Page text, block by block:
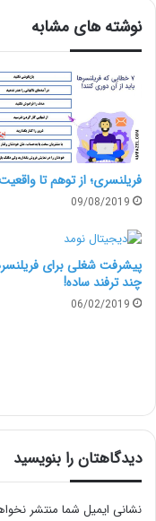
تمام سبک های
به محض آن که مشخص
می توانید افراد
1.مهارت های ترکیبی زبانی
مهم نیست به
متقاضی باید حتما در
تسلط داشته باشد.
دلیل موجهی برای
نگارشی نادرست
آزمون زبانی شرکت
وی باشید. یک
خواهد کرد.
2.بلاگ، نمونه کار یا وب سایت
نوشته های مشابه
فریلنسری؛ از توهم تا
09/08/2019
پیشرفت شغلی برای
چند ترفند ساده!
06/02/2019
دیدگاهتان را بنویسید
نشانی ایمیل شما منتشر